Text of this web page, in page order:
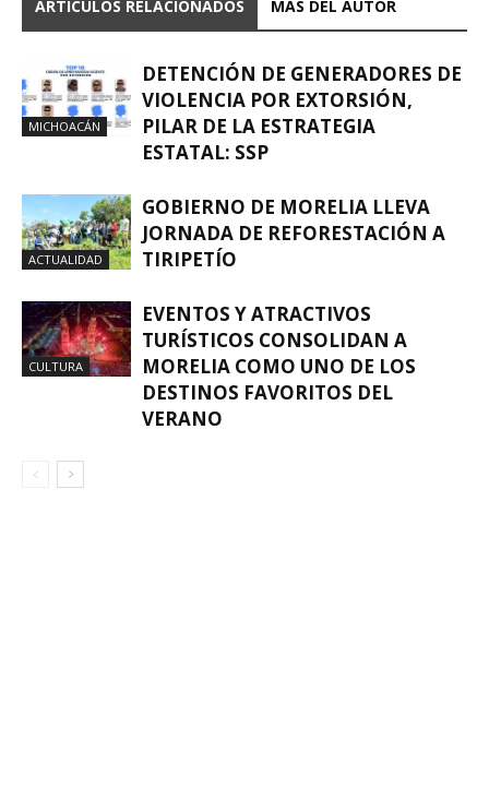
ARTICULOS RELACIONADOS MÁS DEL AUTOR
MICHOACÁN
DETENCIÓN DE GENERADORES DE
VIOLENCIA POR EXTORSIÓN,
PILAR DE LA ESTRATEGIA
ESTATAL: SSP
ACTUALIDAD
GOBIERNO DE MORELIA LLEVA
JORNADA DE REFORESTACIÓN A
TIRIPETÍO
CULTURA
EVENTOS Y ATRACTIVOS
TURÍSTICOS CONSOLIDAN A
MORELIA COMO UNO DE LOS
DESTINOS FAVORITOS DEL
VERANO